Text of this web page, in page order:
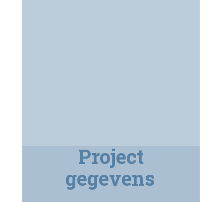
Project
gegevens